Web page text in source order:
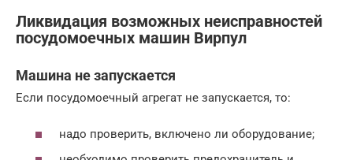
Ликвидация возможных неисправностей
посудомоечных машин Вирпул
Машина не запускается
Если посудомоечный агрегат не запускается, то:
надо проверить, включено ли оборудование;